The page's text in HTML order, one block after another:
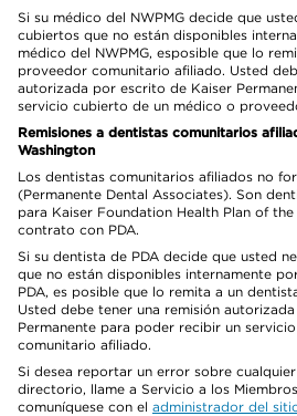
Si su médico del NWPMG decide que
cubiertos que no están disponibles
médico del NWPMG, esposible que lo
proveedor comunitario afiliado. Usted
autorizada por escrito de Kaiser
servicio cubierto de un médico o
Remisiones a dentistas comunitarios
Washington
Los dentistas comunitarios afiliados no
(Permanente Dental Associates). Son
para Kaiser Foundation Health Plan of
contrato con PDA.
Si su dentista de PDA decide que usted
que no están disponibles internamente
PDA, es posible que lo remita a un
Usted debe tener una remisión
Permanente para poder recibir un
comunitario afiliado.
Si desea reportar un error sobre
directorio, llame a Servicio a los
comuníquese con el administrador del